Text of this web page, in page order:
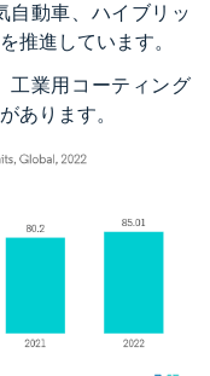
自動車、ハイブリッ
推進しています。
工業用コーティング
あります。